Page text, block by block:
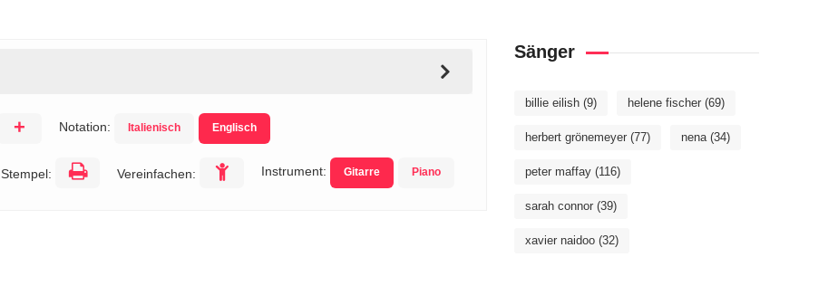
+ Notation: Italienisch Englisch
Stempel: Vereinfachen: Instrument: Gitarre Piano
Sänger
billie eilish (9) helene fischer (69)
herbert grönemeyer (77) nena(34)
peter maffay (116)
sarah connor (39)
xavier naidoo (32)